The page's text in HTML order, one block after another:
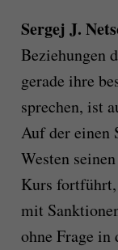
Sergej J.
Beziehungen
gerade ihre
sprechen, ist
Auf der einen
Westen
Kurs fortführt,
mit
ohne Frage in